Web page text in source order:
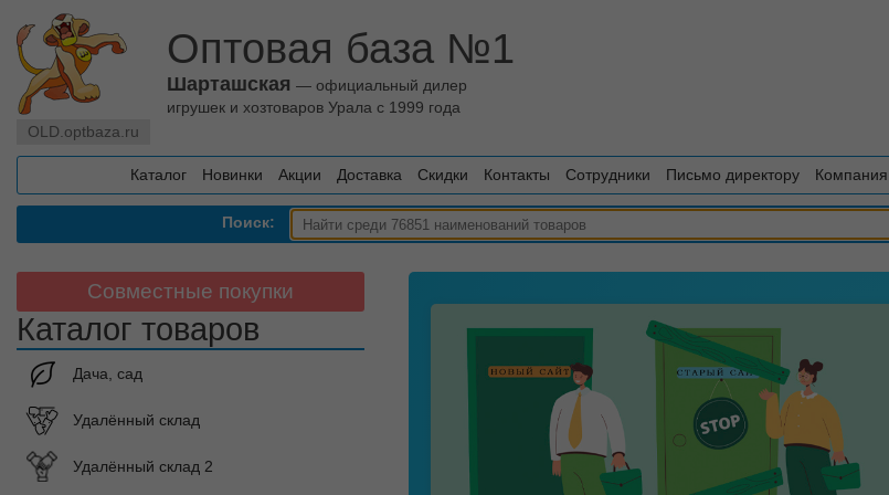
OLD.optbaza.ru
Оптовая база №1
Шарташская — официальный дилер
игрушек и хозтоваров Урала с 1999 года
Каталог Новинки Акции Доставка Скидки Контакты Сотрудники Письмо директору Компания
Поиск:
Совместные покупки
Каталог товаров
Дача, сад
Удалённый склад
Удалённый склад 2